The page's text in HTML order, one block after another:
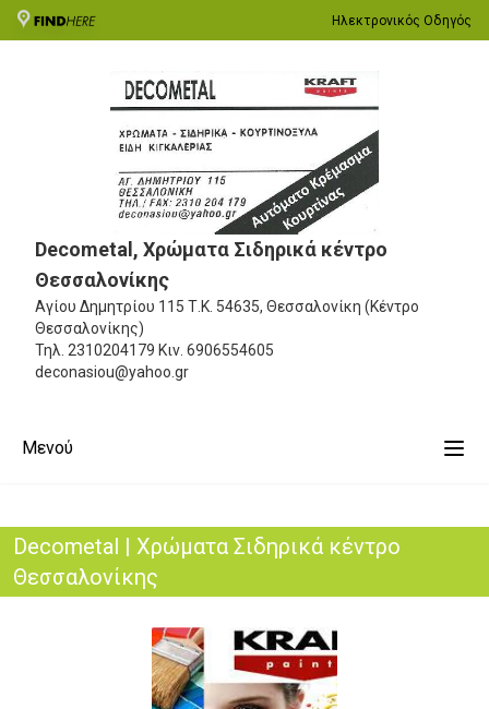
Ηλεκτρονικός Οδηγός
Decometal, Χρώματα Σιδηρικά κέντρο
Θεσσαλονίκης
Αγίου Δημητρίου 115 Τ.Κ. 54635, Θεσσαλονίκη (Κέντρο
Θεσσαλονίκης)
Τηλ. 2310204179 Κιν. 6906554605
deconasiou@yahoo.gr
Μενού
Decometal | Χρώματα Σιδηρικά κέντρο
Θεσσαλονίκης